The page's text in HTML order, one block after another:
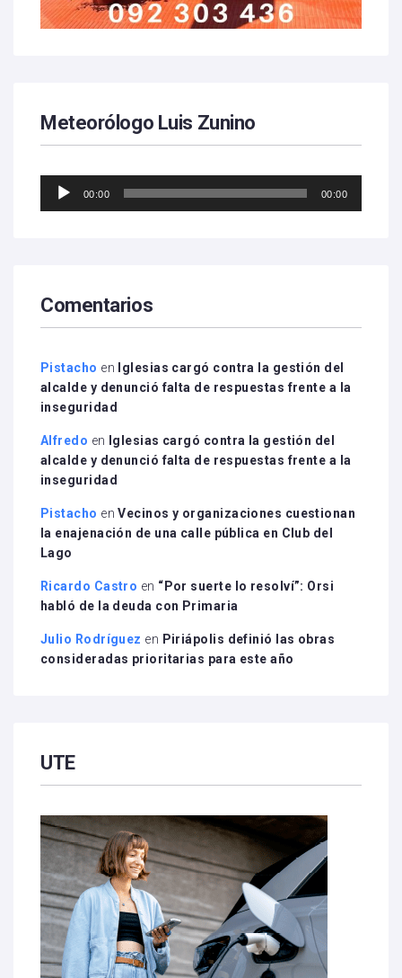
Meteorólogo Luis Zunino
Reproductor
00:00 00:00
Comentarios
Pistacho en
Iglesias cargó contra la gestión del
alcalde y denunció falta de respuestas frente a la
inseguridad
Alfredo en
Iglesias cargó contra la gestión del
alcalde y denunció falta de respuestas frente a la
inseguridad
Pistacho enVecinos y organizaciones cuestionan
la enajenación de una calle pública en Club del
Lago
Ricardo Castro en “Por suerte lo resolví”: Orsi
habló de la deuda con Primaria
Julio Rodríguez en Piriápolis definió las obras
consideradas prioritarias para este año
UTE